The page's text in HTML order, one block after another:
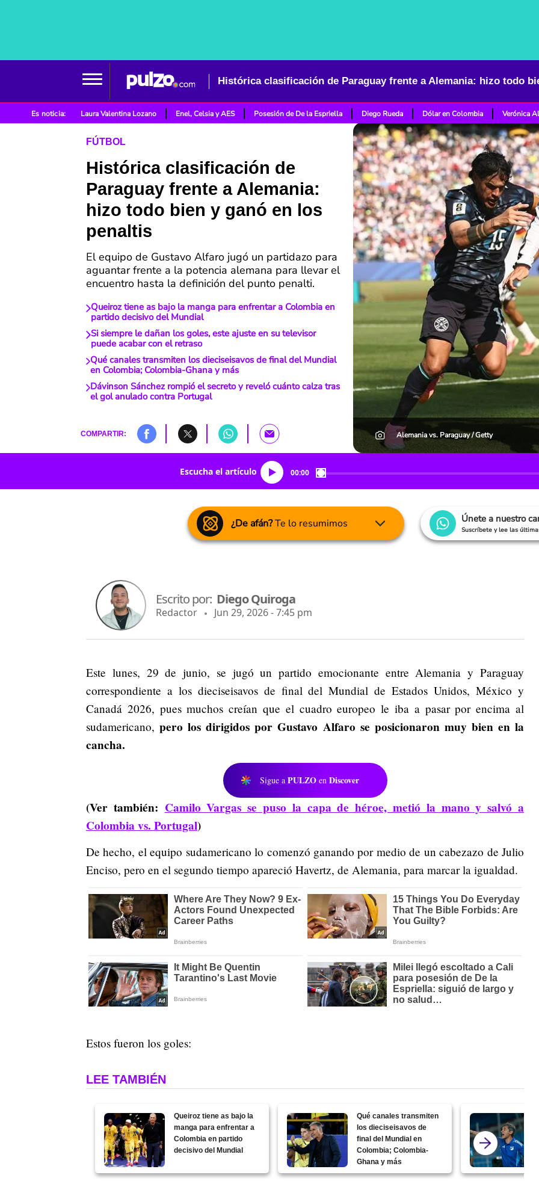
Es noticia: Laura Valentina Lozano Enel, Celsia y AES Posesión de De la Espriella Diego Rueda Dólar en Colombia Verónica
FÚTBOL
Histórica clasificación de
Paraguay frente a Alemania:
hizo todo bien y ganó en los
penaltis
El equipo de Gustavo Alfaro jugó un partidazo para
aguantar frente a la potencia alemana para llevar el
encuentro hasta la definición del punto penalti.
Queiroz tiene as bajo la manga para enfrentar a Colombia en
partido decisivo del Mundial
Si siempre le dañan los goles, este ajuste en su televisor
puede acabar con el retraso
Qué canales transmiten los dieciseisavos de final del Mundial
en Colombia; Colombia-Ghana y más
Dávinson Sánchez rompió el secreto y reveló cuánto calza tras
el gol anulado contra Portugal
COMPARTIR: Alemania vs. Paraguay / Getty
Escucha el artículo 00:00
¿De afán?Te lo resumimos Únete a nuestro
Suscríbete y lee las
Escrito por: Diego Quiroga
Redactor Jun 29, 2026 - 7:45 pm
Este lunes, 29 de junio, se jugó un partido emocionante entre Alemania y Paraguay
correspondiente a los dieciseisavos de final del Mundial de Estados Unidos, México y
Canadá 2026, pues muchos creían que el cuadro europeo le iba a pasar por encima al
sudamericano,pero los dirigidos por Gustavo Alfaro se posicionaron muy bien en la
cancha.
Sigue a PULZO en Discover
(Ver también: Camilo Vargas se puso la capa de héroe, metió la mano y salvó a
Colombia vs. Portugal)
De hecho, el equipo sudamericano lo comenzó ganando por medio de un cabezazo de Julio
Enciso, pero en el segundo tiempo apareció Havertz, de Alemania, para marcar la igualdad.
Estos fueron los goles:
LEE TAMBIÉN
Queiroz tiene as bajo la
manga para enfrentar a
Colombia en partido
decisivo del Mundial
Qué canales transmiten
los dieciseisavos de
final del Mundial en
Colombia; Colombia-
Ghana y más